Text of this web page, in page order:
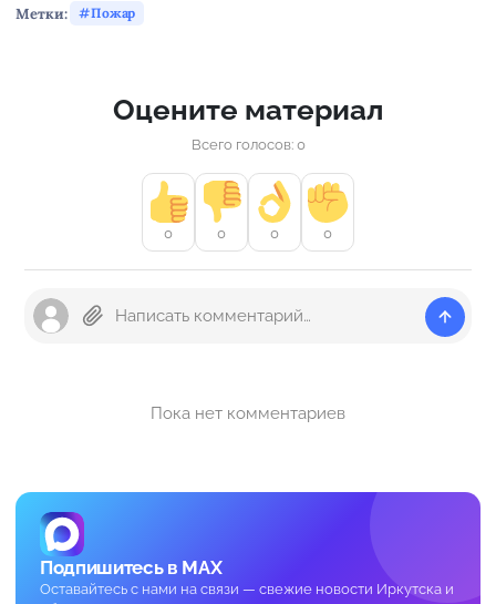
Метки: Пожар
Оцените материал
Всего голосов: 0
0 0 0 0
Пока нет комментариев
Подпишитесь в MAX
Оставайтесь с нами на связи — свежие новости Иркутска и